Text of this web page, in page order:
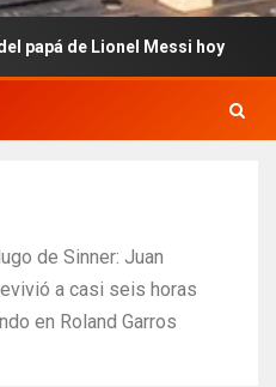
Messi hoy
de Sinner: Juan
a casi seis horas
en Roland Garros